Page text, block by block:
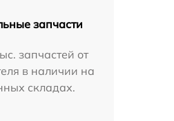
запчасти
запчастей от
в наличии на
складах.